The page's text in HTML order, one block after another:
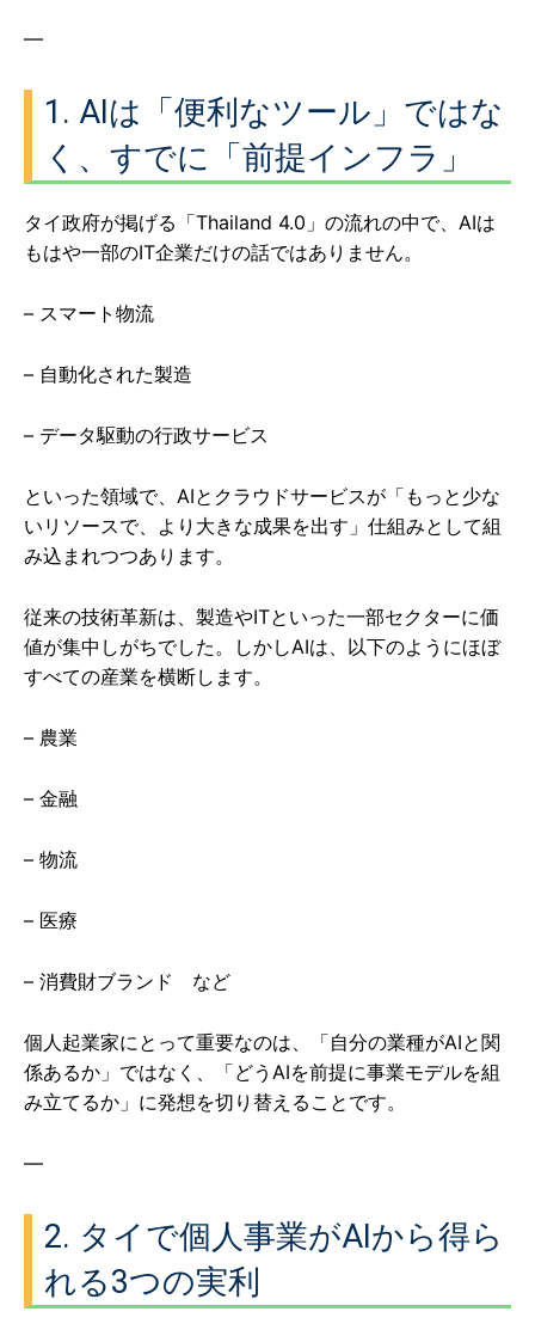
—
1. AIは「便利なツール」ではな
く、すでに「前提インフラ」
タイ政府が掲げる「Thailand 4.0」の流れの中で、AIは
もはや一部のIT企業だけの話ではありません。
– スマート物流
– 自動化された製造
– データ駆動の行政サービス
といった領域で、AIとクラウドサービスが「もっと少な
いリソースで、より大きな成果を出す」仕組みとして組
み込まれつつあります。
従来の技術革新は、製造やITといった一部セクターに価
値が集中しがちでした。しかしAIは、以下のようにほぼ
すべての産業を横断します。
– 農業
– 金融
– 物流
– 医療
– 消費財ブランド など
個人起業家にとって重要なのは、「自分の業種がAIと関
係あるか」ではなく、「どうAIを前提に事業モデルを組
み立てるか」に発想を切り替えることです。
—
2. タイで個人事業がAIから得ら
れる3つの実利